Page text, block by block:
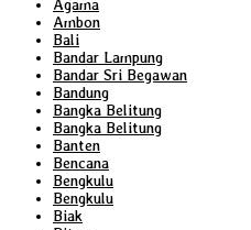
Agama
Ambon
Bali
Bandar Lampung
Bandar Sri Begawan
Bandung
Bangka Belitung
Bangka Belitung
Banten
Bencana
Bengkulu
Bengkulu
Biak